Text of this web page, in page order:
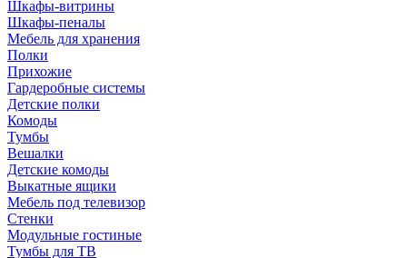
Шкафы-витрины
Шкафы-пеналы
Мебель для хранения
Полки
Прихожие
Гардеробные системы
Детские полки
Комоды
Тумбы
Вешалки
Детские комоды
Выкатные ящики
Мебель под телевизор
Стенки
Модульные гостиные
Тумбы для ТВ